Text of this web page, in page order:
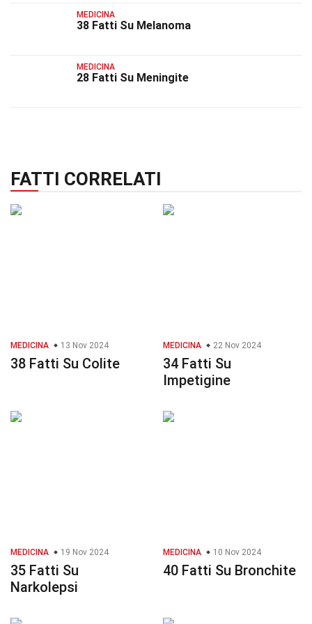
MEDICINA
38 Fatti Su Melanoma
MEDICINA
28 Fatti Su Meningite
FATTI CORRELATI
MEDICINA 13 Nov 2024
38 Fatti Su Colite
MEDICINA 22 Nov 2024
34 Fatti Su
Impetigine
MEDICINA 19 Nov 2024
35 Fatti Su
Narkolepsi
MEDICINA 10 Nov 2024
40 Fatti Su Bronchite